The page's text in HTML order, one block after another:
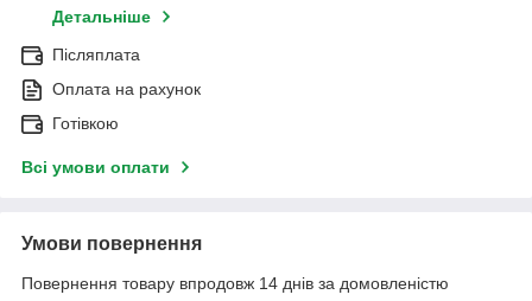
Детальніше
Післяплата
Оплата на рахунок
Готівкою
Всі умови оплати
Умови повернення
Повернення товару впродовж 14 днів за домовленістю